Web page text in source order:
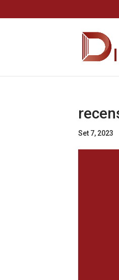
Set 7, 2023